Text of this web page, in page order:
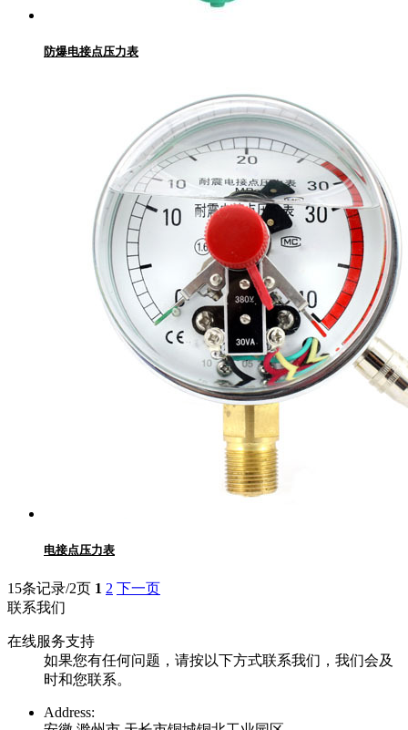
防爆电接点压力表
电接点压力表
15条记录/2页 1 2 下一页
联系我们
在线服务支持
如果您有任何问题，请按以下方式联系我们，我们会及
时和您联系。
Address: